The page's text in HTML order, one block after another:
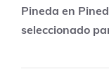
Pineda en
seleccionado